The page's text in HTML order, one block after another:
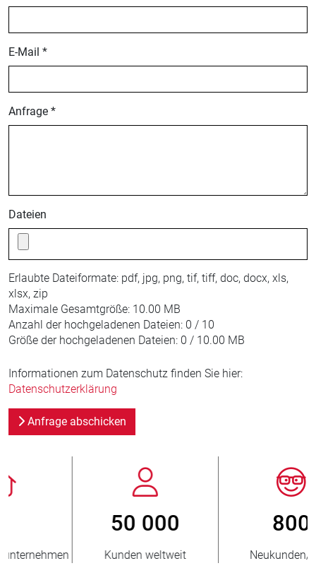
E-Mail *
Anfrage *
Dateien
Erlaubte Dateiformate: pdf, jpg, png, tif, tiff, doc, docx, xls,
xlsx, zip
Maximale Gesamtgröße: 10.00 MB
Anzahl der hochgeladenen Dateien: 0 / 10
Größe der hochgeladenen Dateien: 0 / 10.00 MB
Informationen zum Datenschutz finden Sie hier:
Datenschutzerklärung
Anfrage abschicken
Neukunden/Jahr
> 3 500 000
verkaufte Einheiten